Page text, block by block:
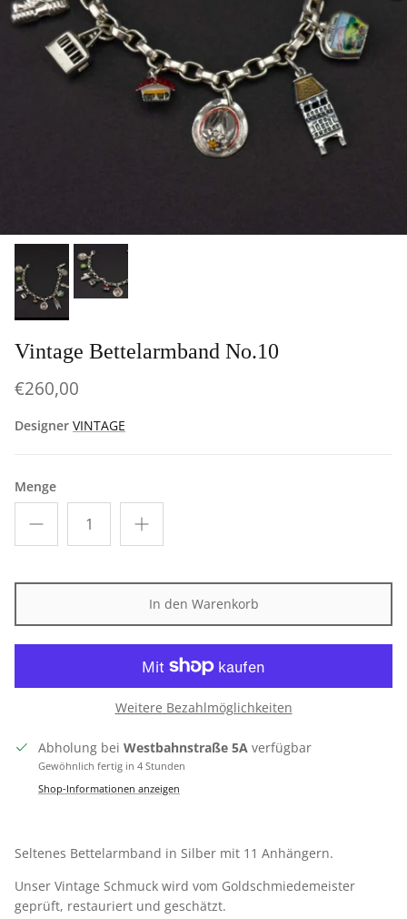
Vintage Bettelarmband No.10
€260,00
Designer VINTAGE
Menge
In den Warenkorb
Weitere Bezahlmöglichkeiten
Abholung bei Westbahnstraße 5A verfügbar
Gewöhnlich fertig in 4 Stunden
Shop-Informationen anzeigen
Seltenes Bettelarmband in Silber mit 11 Anhängern.
Unser Vintage Schmuck wird vom Goldschmiedemeister
geprüft, restauriert und geschätzt.